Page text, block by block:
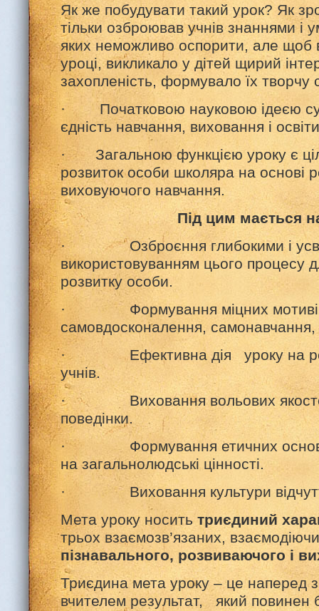
Як же побудувати такий урок? Як
тільки озброював учнів знаннями і
яких неможливо оспорити, але щоб
уроці, викликало у дітей щирий
захопленість, формувало їх творчу
· Початковою науковою ідеєю
єдність навчання, виховання і
· Загальною функцією уроку є
розвиток особи школяра на основі
виховуючого навчання.
Під цим мається
· Озброєння глибокими і
використовуванням цього процесу
розвитку особи.
· Формування міцних мотивів
самовдосконалення,
· Ефективна дія уроку на
учнів.
· Виховання вольових якостей,
поведінки.
· Формування етичних основ
на загальнолюдські цінності.
· Виховання культури
Мета уроку носитьтриєдиний
трьох взаємозв’язаних,
пізнавального, розвиваючого і
Триєдина мета уроку – це наперед
вчителем результат, який повинен